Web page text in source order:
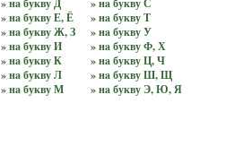
» нa букву Д
» нa букву Е, Ё
» нa букву Ж, З
» нa букву И
» нa букву К
» нa букву Л
» нa букву М
» нa букву С
» нa букву Т
» нa букву У
» нa букву Ф, Х
» нa букву Ц, Ч
» нa букву Ш, Щ
» нa букву Э, Ю, Я